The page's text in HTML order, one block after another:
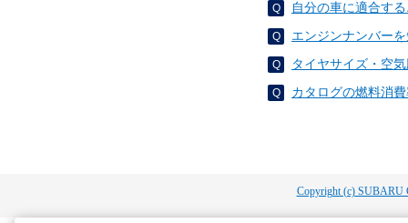
自分の車に適合す
エンジンナンバー
タイヤサイズ・空
カタログの燃料消
Copyright (c) SUBARU